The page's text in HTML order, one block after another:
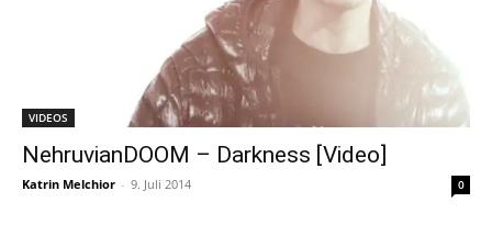
VIDEOS
NehruvianDOOM – Darkness [Video]
Katrin Melchior - 9. Juli 2014 0